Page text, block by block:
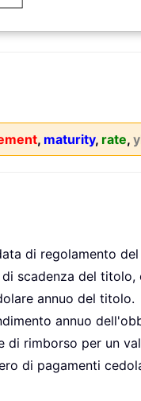
, maturity, rate,
di regolamento
scadenza del
annuo del titolo.
annuo
di rimborso per un
di pagamenti